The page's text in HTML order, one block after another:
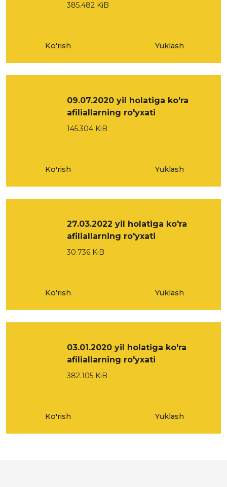
385.482 KiB
Ko'rish Yuklash
09.07.2020 yil holatiga ko'ra
afiliallarning ro'yxati
145.304 KiB
Ko'rish Yuklash
27.03.2022 yil holatiga ko'ra
afiliallarning ro'yxati
30.736 KiB
Ko'rish Yuklash
03.01.2020 yil holatiga ko'ra
afiliallarning ro'yxati
382.105 KiB
Ko'rish Yuklash